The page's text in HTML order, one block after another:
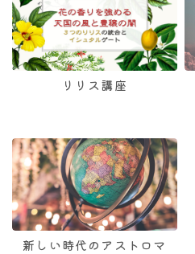
リリス講座
新しい時代のアストロマ